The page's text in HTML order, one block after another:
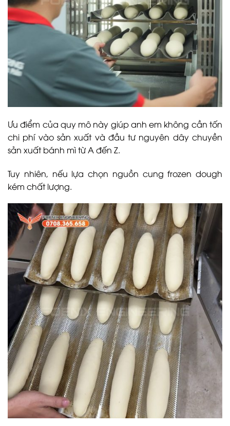
Ưu điểm của quy mô này giúp anh em không cần tốn
chi phí vào sản xuất và đầu tư nguyên dây chuyền
sản xuất bánh mì từ A đến Z.
Tuy nhiên, nếu lựa chọn nguồn cung frozen dough
kém chất lượng.